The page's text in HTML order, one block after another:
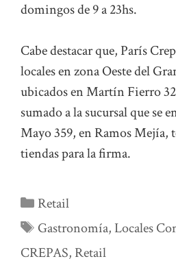
domingos de 9 a 23hs.
Cabe destacar que, París
locales en zona Oeste del
ubicados en Martín Fierro
sumado a la sucursal que se
Mayo 359, en Ramos Mejía,
tiendas para la firma.
Categorías
Retail
Etiquetas
Gastronomía,Locales
CREPAS, Retail